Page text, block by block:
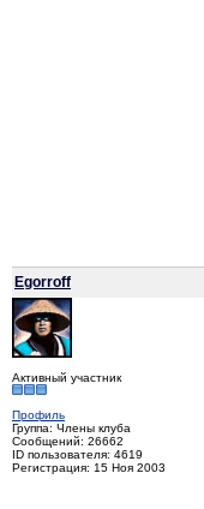
Egorroff
Активный участник
Профиль
Группа: Члены клуба
Сообщений: 26662
ID пользователя: 4619
Регистрация: 15 Ноя 2003